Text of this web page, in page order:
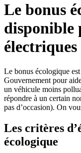
Le bonus
disponible
Le bonus écologique
Gouvernement pour
un véhicule moins
répondre à un certain
pas d’occasion). On
Les critères
écologique